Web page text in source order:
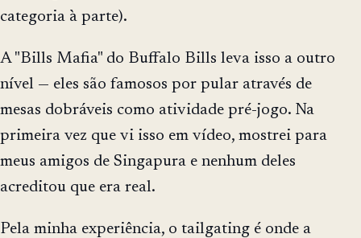
categoria à parte).
A "Bills Mafia" do Buffalo Bills leva isso a outro
nível — eles são famosos por pular através de
mesas dobráveis como atividade pré-jogo. Na
primeira vez que vi isso em vídeo, mostrei para
meus amigos de Singapura e nenhum deles
acreditou que era real.
Pela minha experiência, o tailgating é onde a